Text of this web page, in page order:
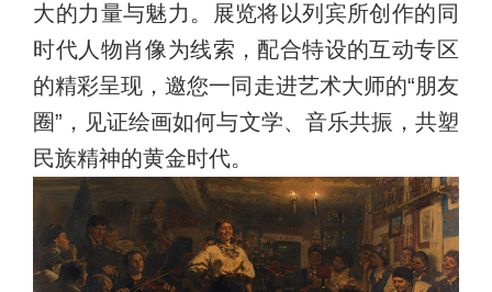
大的力量与魅力。展览将以列宾所创作的同
时代人物肖像为线索，配合特设的互动专区
的精彩呈现，邀您一同走进艺术大师的“朋友
圈”，见证绘画如何与文学、音乐共振，共塑
民族精神的黄金时代。